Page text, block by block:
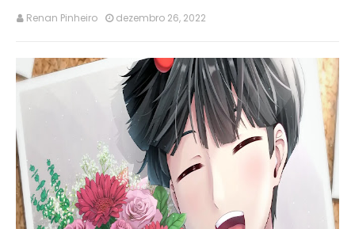
Renan Pinheiro dezembro 26, 2022